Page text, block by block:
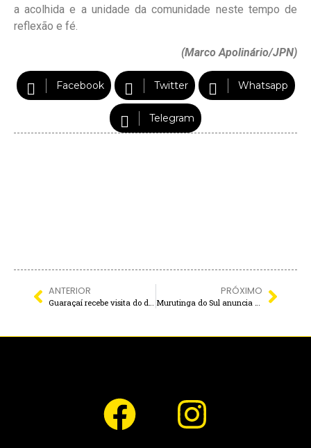
a acolhida e a unidade da comunidade neste tempo de
reflexão e fé.
(Marco Apolinário/JPN)
Facebook Twitter Whatsapp
Telegram
ANTERIOR
Guaraçaí recebe visita do deputado federal Orlando Silva
PRÓXIMO
Murutinga do Sul anuncia Diego & Arnaldo como primeira atração da 30ª Festa do Peão